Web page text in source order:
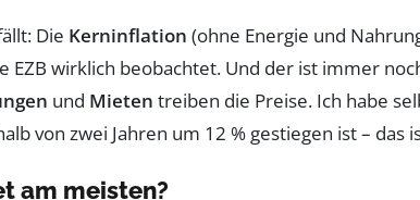
Die Kerninflation (ohne Energie und
EZB wirklich beobachtet. Und der ist immer
und Mieten treiben die Preise. Ich habe
von zwei Jahren um 12 % gestiegen ist – das
am meisten?